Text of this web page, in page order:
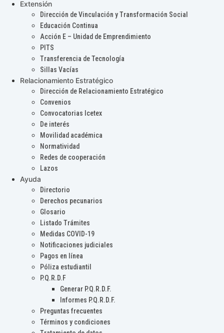
Extensión
Dirección de Vinculación y Transformación Social
Educación Continua
Acción E – Unidad de Emprendimiento
PITS
Transferencia de Tecnología
Sillas Vacías
Relacionamiento Estratégico
Dirección de Relacionamiento Estratégico
Convenios
Convocatorias Icetex
De interés
Movilidad académica
Normatividad
Redes de cooperación
Lazos
Ayuda
Directorio
Derechos pecunarios
Glosario
Listado Trámites
Medidas COVID-19
Notificaciones judiciales
Pagos en línea
Póliza estudiantil
P.Q.R.D.F
Generar P.Q.R.D.F.
Informes P.Q.R.D.F.
Preguntas frecuentes
Términos y condiciones